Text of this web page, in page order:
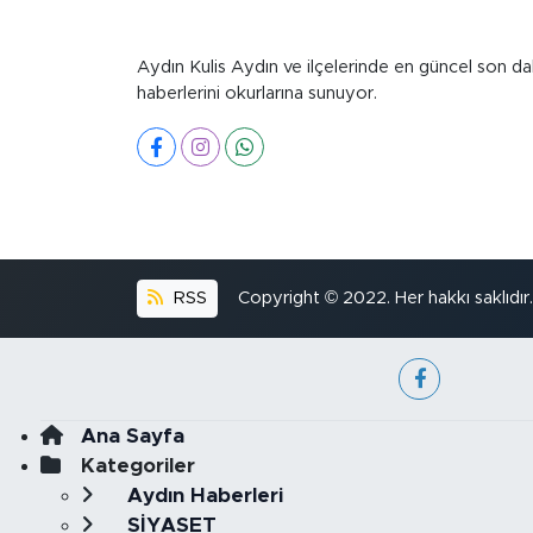
Aydın Kulis Aydın ve ilçelerinde en güncel son
haberlerini okurlarına sunuyor.
RSS Copyright © 2022. Her hakkı saklıdır.
Ana Sayfa
Kategoriler
Aydın Haberleri
SİYASET